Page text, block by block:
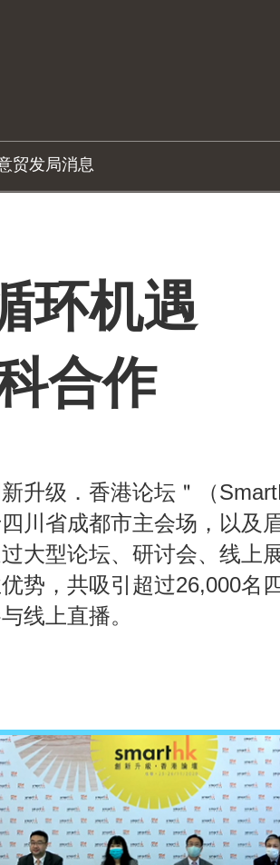
贸发局消息
环机遇
合作
升级．香港论坛＂（
川省成都市主会场，以及
大型论坛、研讨会、线上
势，共吸引超过26,000名
线上直播。